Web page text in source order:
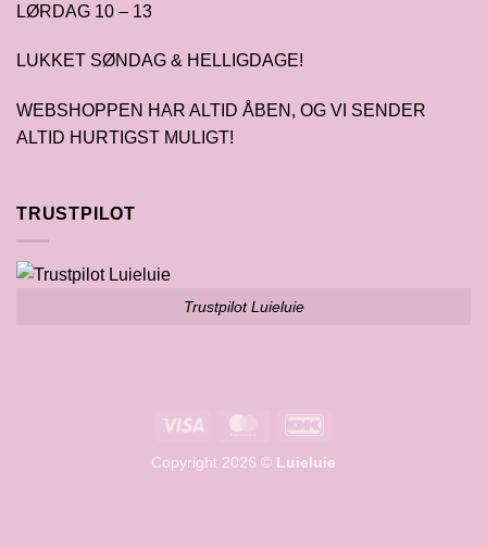
LØRDAG 10 – 13
LUKKET SØNDAG & HELLIGDAGE!
WEBSHOPPEN HAR ALTID ÅBEN, OG VI SENDER
ALTID HURTIGST MULIGT!
TRUSTPILOT
Trustpilot Luieluie
Visa MasterCard
Copyright 2026 © Luieluie